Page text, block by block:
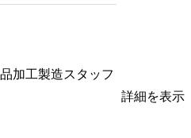
加工製造スタッフ
詳細を表示